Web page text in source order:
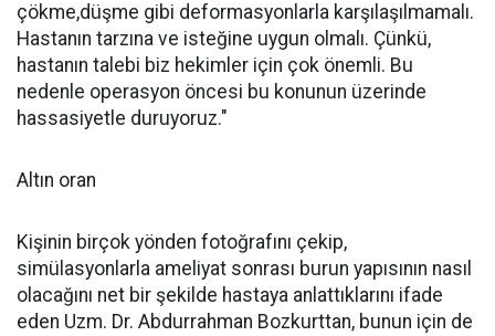
çökme,düşme gibi deformasyonlarla karşılaşılmamalı.
Hastanın tarzına ve isteğine uygun olmalı. Çünkü,
hastanın talebi biz hekimler için çok önemli. Bu
nedenle operasyon öncesi bu konunun üzerinde
hassasiyetle duruyoruz."
Altın oran
Kişinin birçok yönden fotoğrafını çekip,
simülasyonlarla ameliyat sonrası burun yapısının nasıl
olacağını net bir şekilde hastaya anlattıklarını ifade
eden Uzm. Dr. Abdurrahman Bozkurttan, bunun için de